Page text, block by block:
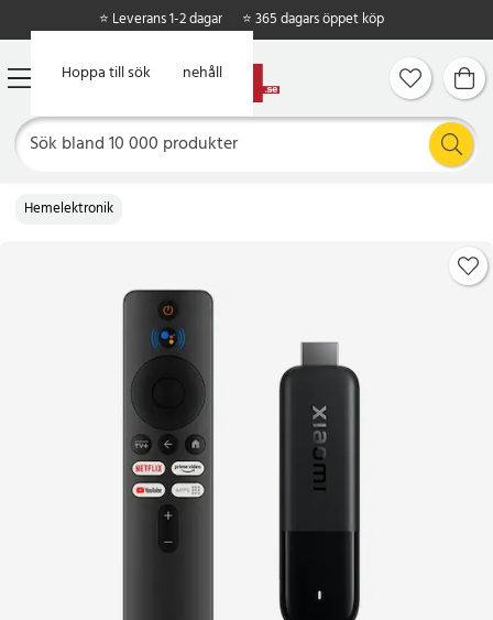
Hoppa till huvudinnehåll
Hoppa till sök
⭐ Leverans 1-2 dagar ⭐ 365 dagars öppet köp
Hemelektronik